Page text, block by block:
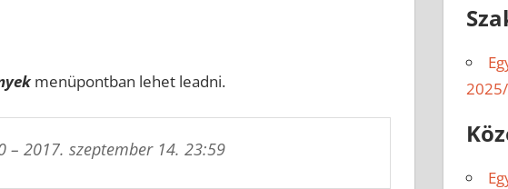
menüpontban lehet leadni.
– 2017. szeptember 14. 23:59